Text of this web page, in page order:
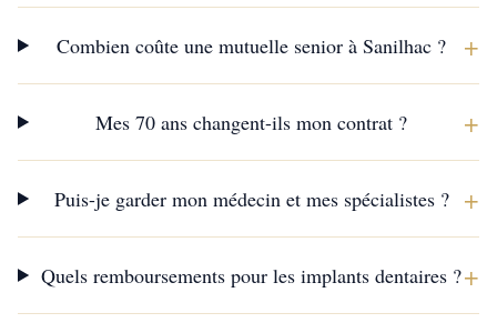
Combien coûte une mutuelle senior à Sanilhac ? +
Mes 70 ans changent-ils mon contrat ? +
Puis-je garder mon médecin et mes spécialistes ? +
Quels remboursements pour les implants dentaires ?+